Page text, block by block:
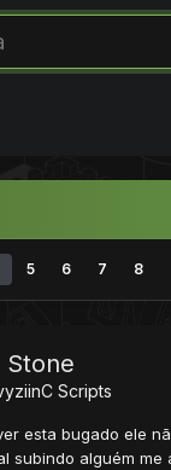
5 6 7 8
Stone
Scripts
esta bugado ele
subindo alguém me